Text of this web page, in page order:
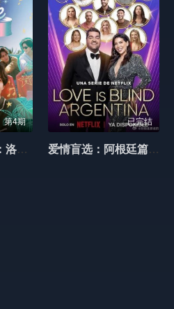
第4期
King & Prince：洛杉矶二人行
已完结
爱情盲选：阿根廷篇第二季